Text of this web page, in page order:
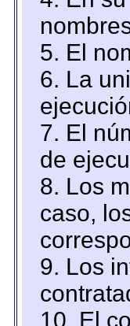
5. El
6. La
7. El
de
8. Los
caso,
9. Los
10. El